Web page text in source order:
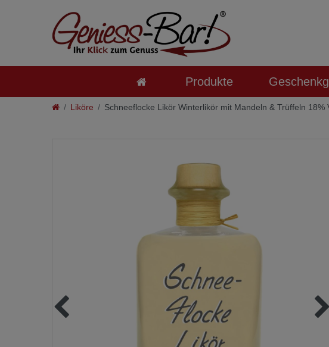
Produkte
Liköre Schneeflocke Likör Winterlikör mit Mandeln & Trüffeln 18%